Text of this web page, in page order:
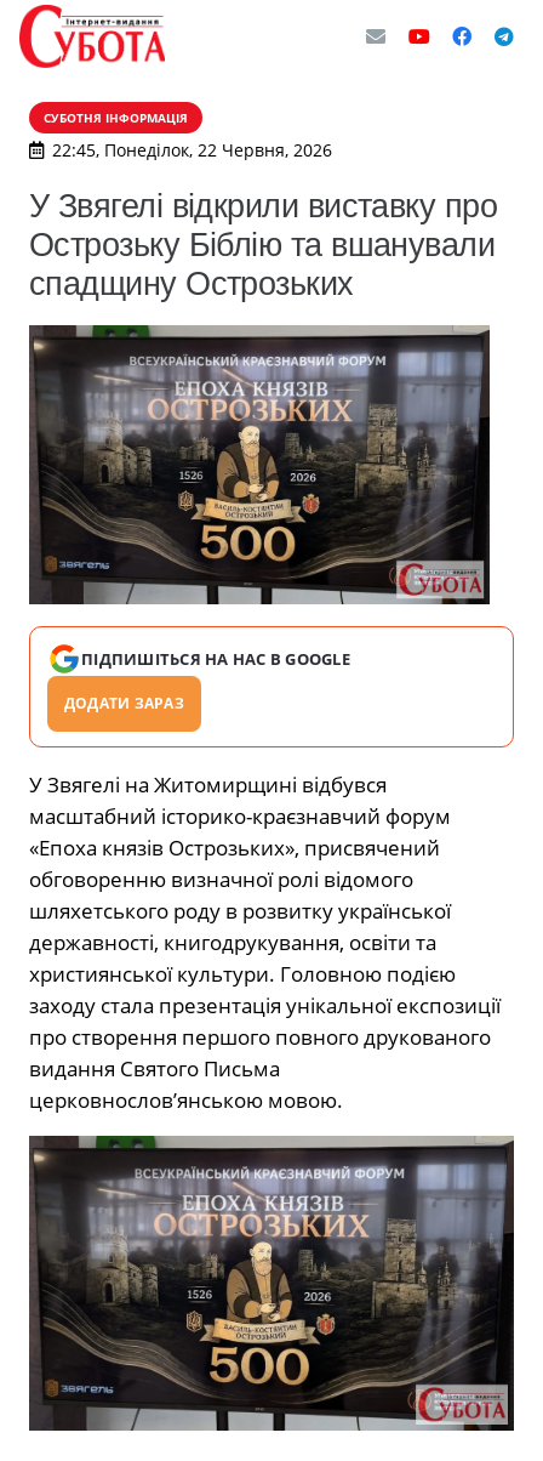
СУБОТНЯ ІНФОРМАЦІЯ
22:45, Понеділок, 22 Червня, 2026
У Звягелі відкрили виставку про
Острозьку Біблію та вшанували
спадщину Острозьких
ПІДПИШІТЬСЯ НА НАС В GOOGLE
ДОДАТИ ЗАРАЗ
У Звягелі на Житомирщині відбувся
масштабний історико-краєзнавчий форум
«Епоха князів Острозьких», присвячений
обговоренню визначної ролі відомого
шляхетського роду в розвитку української
державності, книгодрукування, освіти та
християнської культури. Головною подією
заходу стала презентація унікальної експозиції
про створення першого повного друкованого
видання Святого Письма
церковнослов’янською мовою.